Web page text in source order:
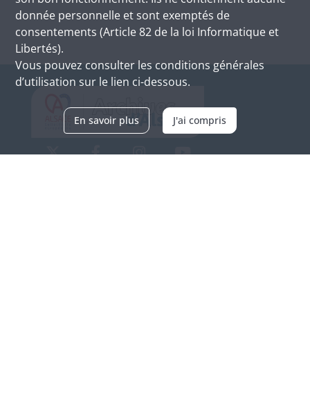
donnée personnelle et sont exemptés de
consentements (Article 82 de la loi Informatique et
Libertés).
Vous pouvez consulter les conditions générales
d’utilisation sur le lien ci-dessous.
En savoir plus J'ai compris